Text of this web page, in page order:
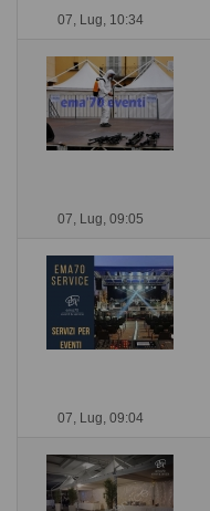
07, Lug, 10:34
07, Lug, 09:05
07, Lug, 09:04